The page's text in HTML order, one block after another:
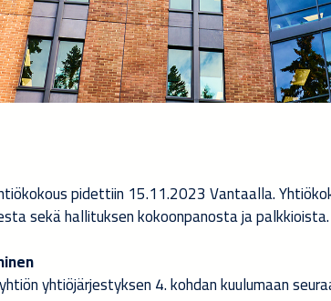
pidettiin 15.11.2023 Vantaalla.
sekä hallituksen kokoonpanosta ja palkkioista.
yhtiöjärjestyksen 4. kohdan kuulumaan